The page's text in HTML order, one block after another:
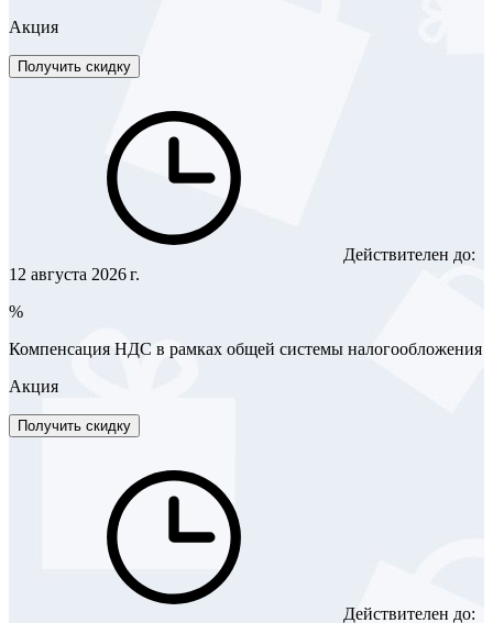
Акция
Получить скидку
Действителен до:
12 августа 2026 г.
%
Компенсация НДС в рамках общей системы налогообложения
Акция
Получить скидку
Действителен до: